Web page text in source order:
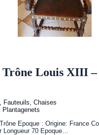
Louis XIII –
Fauteuils, Chaises
Plantagenets
Epoque : Origine: France
Longueur 70 Epoque…